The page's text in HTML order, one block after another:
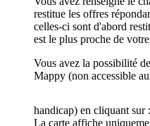
restitue les offres
celles-ci sont d'abord
est le plus proche de
Vous avez la possibilité
Mappy (non accessible
handicap) en cliquant sur :
La carte affiche